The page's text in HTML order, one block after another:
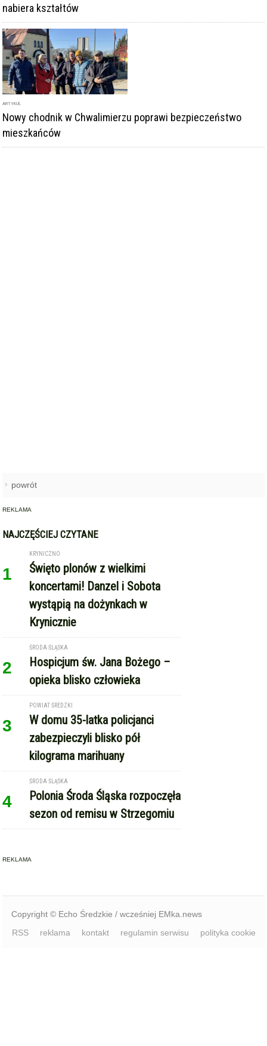
nabiera kształtów
ARTYKUŁ
Nowy chodnik w Chwalimierzu poprawi bezpieczeństwo
mieszkańców
powrót
REKLAMA
NAJCZĘŚCIEJ CZYTANE
1
KRYNICZNO
Święto plonów z wielkimi
koncertami! Danzel i Sobota
wystąpią na dożynkach w
Krynicznie
2
ŚRODA ŚLĄSKA
Hospicjum św. Jana Bożego –
opieka blisko człowieka
3
POWIAT ŚREDZKI
W domu 35-latka policjanci
zabezpieczyli blisko pół
kilograma marihuany
4
ŚRODA ŚLĄSKA
Polonia Środa Śląska rozpoczęła
sezon od remisu w Strzegomiu
REKLAMA
Copyright © Echo Średzkie / wcześniej EMka.news
RSS
reklama kontakt regulamin serwisu polityka cookie